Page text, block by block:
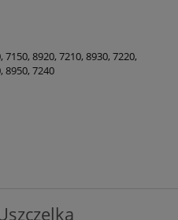
7150, 8920, 7210, 8930, 7220,
8950, 7240